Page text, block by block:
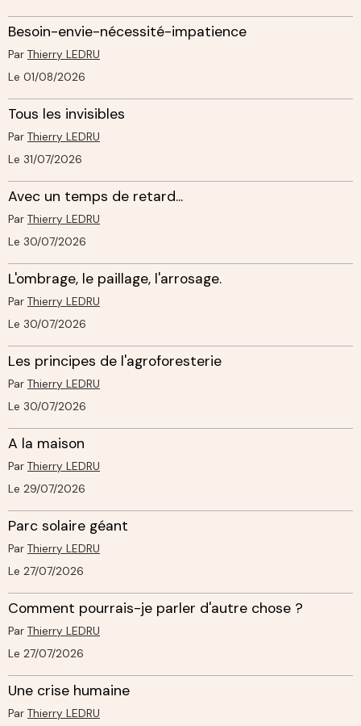
Besoin-envie-nécessité-impatience
Par Thierry LEDRU
Le 01/08/2026
Tous les invisibles
Par Thierry LEDRU
Le 31/07/2026
Avec un temps de retard...
Par Thierry LEDRU
Le 30/07/2026
L'ombrage, le paillage, l'arrosage.
Par Thierry LEDRU
Le 30/07/2026
Les principes de l'agroforesterie
Par Thierry LEDRU
Le 30/07/2026
A la maison
Par Thierry LEDRU
Le 29/07/2026
Parc solaire géant
Par Thierry LEDRU
Le 27/07/2026
Comment pourrais-je parler d'autre chose ?
Par Thierry LEDRU
Le 27/07/2026
Une crise humaine
Par Thierry LEDRU